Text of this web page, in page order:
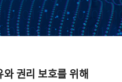
권리 보호를 위해